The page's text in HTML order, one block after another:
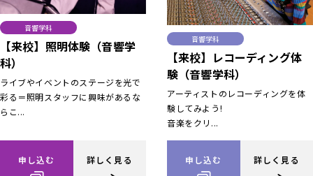
音響学科
【来校】照明体験（音響学
科）
ライブやイベントのステージを光で
彩る＝照明スタッフに興味があるな
らこ...
申し込む 詳しく見る
音響学科
【来校】レコーディング体
験（音響学科）
アーティストのレコーディングを体
験してみよう!
音楽をクリ...
申し込む 詳しく見る